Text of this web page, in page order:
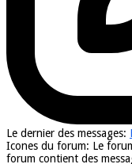
Le dernier des messages:
Icones du forum: Le
forum contient des